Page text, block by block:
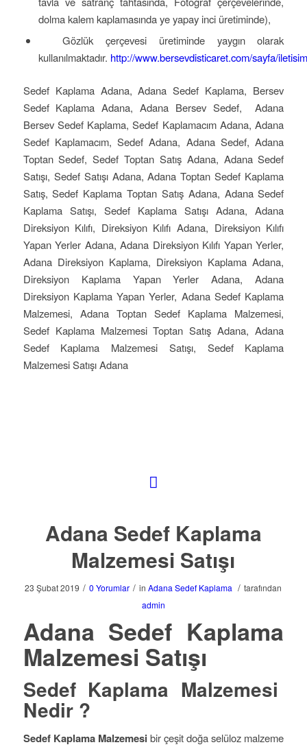
dolma kalem kaplamasında ye yapay inci üretiminde),
Gözlük çerçevesi üretiminde yaygın olarak
kullanılmaktadır. http://www.bersevdisticaret.com/sayfa/iletisim
Sedef Kaplama Adana, Adana Sedef Kaplama, Bersev
Sedef Kaplama Adana, Adana Bersev Sedef, Adana
Bersev Sedef Kaplama, Sedef Kaplamacım Adana, Adana
Sedef Kaplamacım, Sedef Adana, Adana Sedef, Adana
Toptan Sedef, Sedef Toptan Satış Adana, Adana Sedef
Satışı, Sedef Satışı Adana, Adana Toptan Sedef Kaplama
Satış, Sedef Kaplama Toptan Satış Adana, Adana Sedef
Kaplama Satışı, Sedef Kaplama Satışı Adana, Adana
Direksiyon Kılıfı, Direksiyon Kılıfı Adana, Direksiyon Kılıfı
Yapan Yerler Adana, Adana Direksiyon Kılıfı Yapan Yerler,
Adana Direksiyon Kaplama, Direksiyon Kaplama Adana,
Direksiyon Kaplama Yapan Yerler Adana, Adana
Direksiyon Kaplama Yapan Yerler, Adana Sedef Kaplama
Malzemesi, Adana Toptan Sedef Kaplama Malzemesi,
Sedef Kaplama Malzemesi Toptan Satış Adana, Adana
Sedef Kaplama Malzemesi Satışı, Sedef Kaplama
Malzemesi Satışı Adana
Adana Sedef Kaplama
Malzemesi Satışı
23 Şubat 2019 / 0 Yorumlar / inAdana Sedef Kaplama / tarafından
admin
Adana Sedef Kaplama
Malzemesi Satışı
Sedef Kaplama Malzemesi
Nedir ?
Sedef Kaplama Malzemesi bir çeşit doğa selüloz malzeme